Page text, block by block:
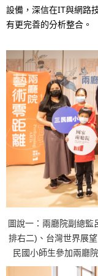
e
e
n
l
o
c
t
i
o
g
a
t
i
o
n
設備，深信在IT與網路
有更完善的分析整合。
圖說一：兩廳院副總
排右二)、台灣世界展
民國小師生參加兩廳